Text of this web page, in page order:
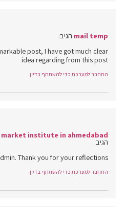
mail temp הגיב:
post, I have got much clear
idea regarding from this post
התחבר למערכת כדי להשתתף בדיון
institute in ahmedabad
הגיב:
Thank you for your reflections.
התחבר למערכת כדי להשתתף בדיון